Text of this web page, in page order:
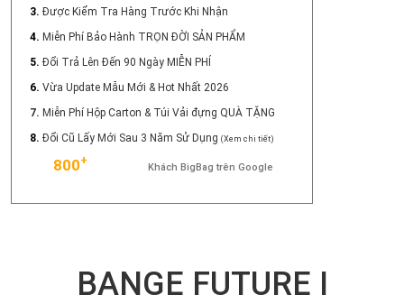
3. Được Kiểm Tra Hàng Trước Khi Nhận
4. Miễn Phí Bảo Hành TRỌN ĐỜI SẢN PHẨM
5. Đổi Trả Lên Đến 90 Ngày MIỄN PHÍ
6. Vừa Update Mẫu Mới & Hot Nhất 2026
7. Miễn Phí Hộp Carton & Túi Vải đựng QUÀ TẶNG
8. Đổi Cũ Lấy Mới Sau 3 Năm Sử Dụng (Xem chi tiết)
800+ Khách BigBag trên Google
BANGE FUTURE I